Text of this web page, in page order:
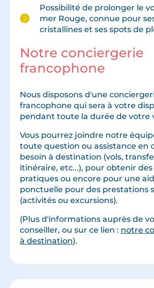
Possibilité de prolonger le
mer Rouge, connue pour
cristallines et ses spots de
Notre conciergerie
francophone
Nous disposons d'une
francophone qui sera à votre
pendant toute la durée de votre
Vous pourrez joindre notre
toute question ou assistance en
besoin à destination (vols,
itinéraire, etc...), pour obtenir des
pratiques ou encore pour une
ponctuelle pour des prestations
(activités ou excursions).
(Plus d'informations auprès de
conseiller, ou sur ce lien : notre
à destination).